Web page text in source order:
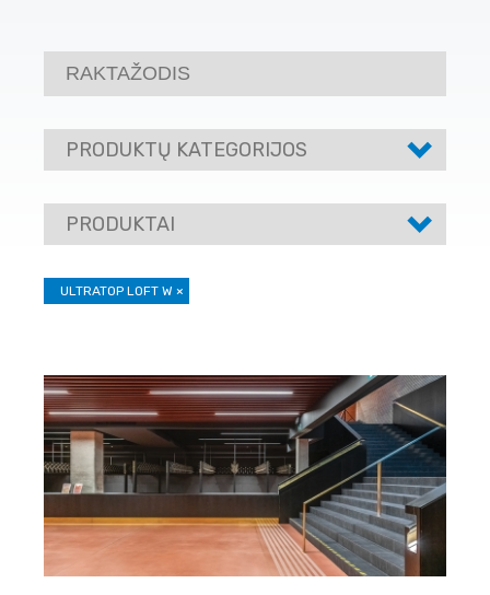
PRODUKTŲ KATEGORIJOS
PRODUKTAI
ULTRATOP LOFT W ×